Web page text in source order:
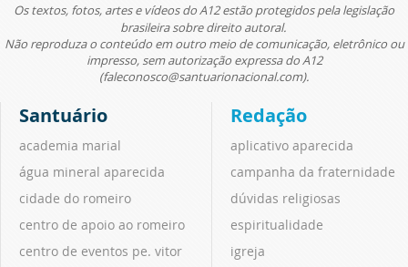
Os textos, fotos, artes e vídeos do A12 estão protegidos pela legislação
brasileira sobre direito autoral.
Não reproduza o conteúdo em outro meio de comunicação, eletrônico ou
impresso, sem autorização expressa do A12
(faleconosco@santuarionacional.com).
Santuário
academia marial
água mineral aparecida
cidade do romeiro
centro de apoio ao romeiro
centro de eventos pe. vitor
Redação
aplicativo aparecida
campanha da fraternidade
dúvidas religiosas
espiritualidade
igreja